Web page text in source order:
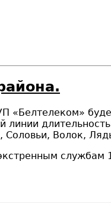
«Белтелеком»
линии
Волок,
службам